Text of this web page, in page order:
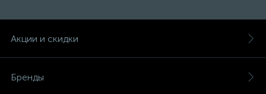
Акции и скидки
Бренды